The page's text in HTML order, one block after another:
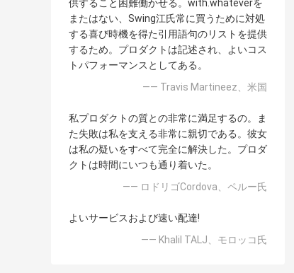
供すること困難働かせる。with.whateverを
またはない、Swing江氏常に買うために対処
する喜び時機を得た引用語句のリストを提供
するため。プロダクトは記述され、よいコス
トパフォーマンスとしてある。
—— Travis Martineez、米国
私プロダクトの質との非常に満足するの。ま
た失敗は私を支える非常に親切である。彼女
は私の疑いをすべて完全に解決した。プロダ
クトは時間にいつも通り着いた。
—— ロドリゴCordova、ペルー氏
よいサービスおよび速い配達!
—— Khalil TALJ、モロッコ氏